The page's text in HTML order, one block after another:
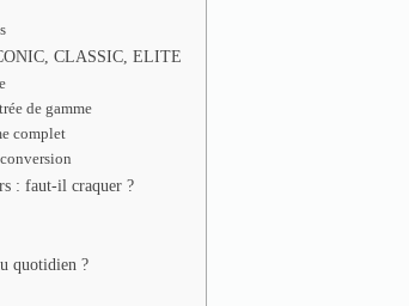
CLASSIC, ELITE
de gamme
complet
: faut-il craquer ?
quotidien ?